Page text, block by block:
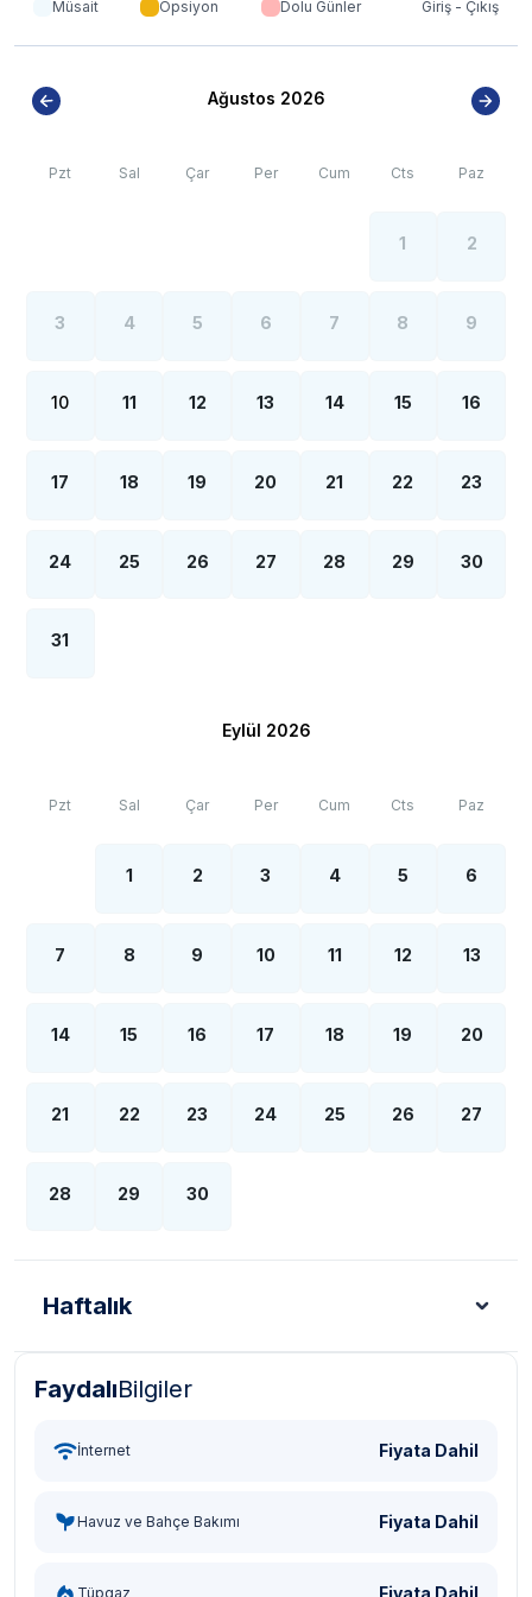
Müsait Opsiyon Dolu Günler Giriş - Çıkış
Ağustos 2026
Pzt Sal Çar Per Cum Cts Paz
1 2
3 4 5 6 7 8 9
10 11 12 13 14 15 16
17 18 19 20 21 22 23
24 25 26 27 28 29 30
31
Eylül 2026
Pzt Sal Çar Per Cum Cts Paz
1 2 3 4 5 6
7 8 9 10 11 12 13
14 15 16 17 18 19 20
21 22 23 24 25 26 27
28 29 30
Haftalık
Türk Lirası - TL
FaydalıBilgiler
İnternet Fiyata Dahil
Havuz ve Bahçe Bakımı Fiyata Dahil
Tüpgaz